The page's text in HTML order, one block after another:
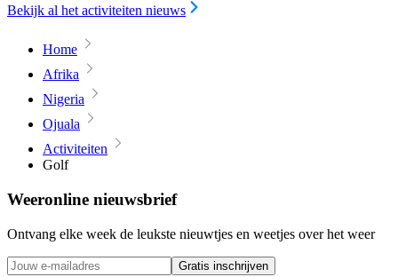
Bekijk al het activiteiten nieuws
Home
Afrika
Nigeria
Ojuala
Activiteiten
Golf
Weeronline nieuwsbrief
Ontvang elke week de leukste nieuwtjes en weetjes over het weer
Gratis inschrijven